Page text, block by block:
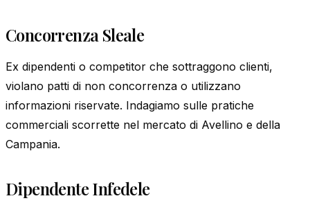
Concorrenza Sleale
Ex dipendenti o competitor che sottraggono clienti,
violano patti di non concorrenza o utilizzano
informazioni riservate. Indagiamo sulle pratiche
commerciali scorrette nel mercato di Avellino e della
Campania.
Dipendente Infedele